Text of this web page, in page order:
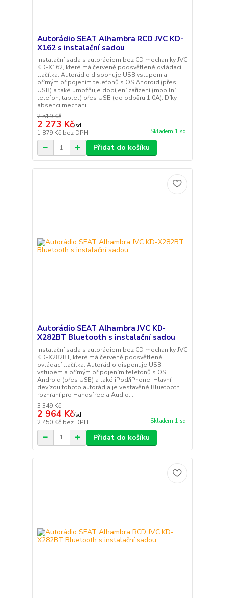
Autorádio SEAT Alhambra RCD JVC KD-
X162 s instalační sadou
Instalační sada s autorádiem bez CD mechaniky JVC
KD-X162, které má červeně podsvětlené ovládací
tlačítka. Autorádio disponuje USB vstupem a
přímým připojením telefonů s OS Android (přes
USB) a také umožňuje dobíjení zařízení (mobilní
telefon, tablet) přes USB (do odběru 1.0A). Díky
absenci mechani...
2 519 Kč
2 273 Kč/sd
1 879 Kč bez DPH Skladem 1 sd
Přidat do košíku
Autorádio SEAT Alhambra JVC KD-
X282BT Bluetooth s instalační sadou
Instalační sada s autorádiem bez CD mechaniky JVC
KD-X282BT, které má červeně podsvětlené
ovládací tlačítka. Autorádio disponuje USB
vstupem a přímým připojením telefonů s OS
Android (přes USB) a také iPod/iPhone. Hlavní
devízou tohoto autorádia je vestavěné Bluetooth
rozhraní pro Handsfree a Audio...
3 349 Kč
2 964 Kč/sd
2 450 Kč bez DPH Skladem 1 sd
Přidat do košíku